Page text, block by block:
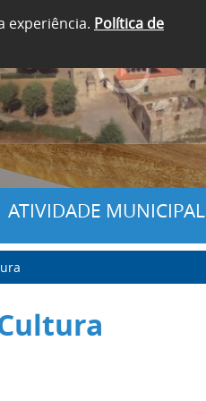
experiência. Política de
ATIVIDADE MUNICIPAL